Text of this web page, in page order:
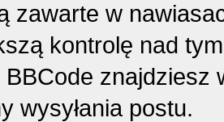
zawarte w
kontrolę nad
BBCode
wysyłania postu.